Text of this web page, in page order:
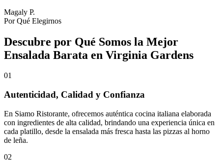
Magaly P.
Por Qué Elegirnos
Descubre por Qué Somos la Mejor
Ensalada Barata en Virginia Gardens
01
Autenticidad, Calidad y Confianza
En Siamo Ristorante, ofrecemos auténtica cocina italiana elaborada
con ingredientes de alta calidad, brindando una experiencia única en
cada platillo, desde la ensalada más fresca hasta las pizzas al horno
de leña.
02